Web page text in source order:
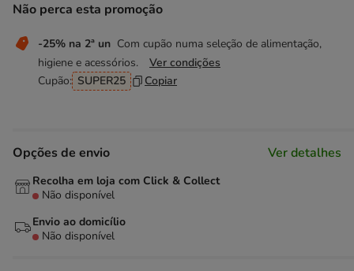
Não perca esta promoção
-25% na 2ª un Com cupão numa seleção de alimentação,
higiene e acessórios.
Ver condições
Cupão: SUPER25 Copiar
Opções de envio Ver detalhes
Recolha em loja com Click & Collect
Não disponível
Envio ao domicílio
Não disponível